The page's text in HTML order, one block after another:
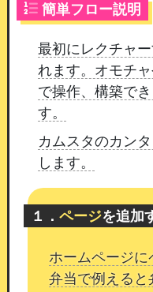
これまでどおりの通
いと感じられる場合
い。
本改修の目的
通知の文言と実際の
で、会員様が受け取
を目的としています。
また、店舗様の営業
整できるようにする
なタイミングでの情
簡単フロー説明
最初にレクチャ
れます。オモチ
で操作、構築で
す。
カムスタのカン
します。
１． ページを追加
ホームページ
弁当で例えると